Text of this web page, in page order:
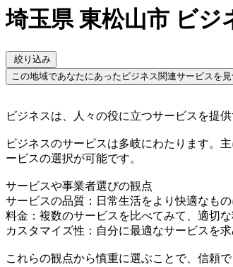
埼玉県 東松山市 ビジ
絞り込み
この地域であなたにあったビジネス関連サービスを
ビジネスは、人々の役に立つサービスを提
ビジネスのサービスは多岐にわたります。
ービスの選択が可能です。
サービスや事業者選びの観点
サービスの品質：日常生活をより快適なも
料金：複数のサービスを比べてみて、適切
カスタマイズ性：自分に最適なサービスを
これらの観点から慎重に選ぶことで、信頼